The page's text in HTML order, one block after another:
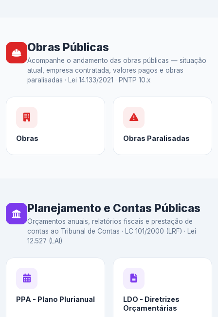
Obras Públicas
Acompanhe o andamento das obras públicas — situação
atual, empresa contratada, valores pagos e obras
paralisadas · Lei 14.133/2021 · PNTP 10.x
Obras Obras Paralisadas
Planejamento e Contas Públicas
Orçamentos anuais, relatórios fiscais e prestação de
contas ao Tribunal de Contas · LC 101/2000 (LRF) · Lei
12.527 (LAI)
PPA - Plano Plurianual
LDO - Diretrizes
Orçamentárias